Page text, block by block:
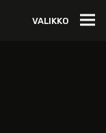
VALIKKO